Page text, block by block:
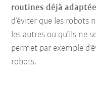
routines déjà
d’éviter que les robots
les autres ou qu’ils ne
permet par exemple
robots.